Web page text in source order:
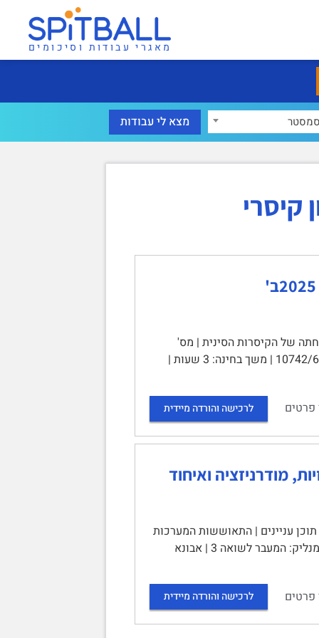
מאגרי עבודות וסיכומים
קיסרי
10742 – ממלכת הנצח: צמיחתה של הקיסרות הסינית | מס'
שאלון: 210 | מס' מועד: 65 | סמסטר 2025ב | י"א בתמוז תשפ"ה, 7 ביולי 2025 | 10742/6 | משך בחינה: 3 שעות |
פרטים לרכישה והורדה מיידית
עניינים | התאוששות המערכות
הריכוזיות 1 | נפילתו של תאודרוס 2 | יוהאנס הרביעי: הקנאות למען האחדות 2 | מנליק: המעבר לשואה 3 | אבונא
פרטים לרכישה והורדה מיידית